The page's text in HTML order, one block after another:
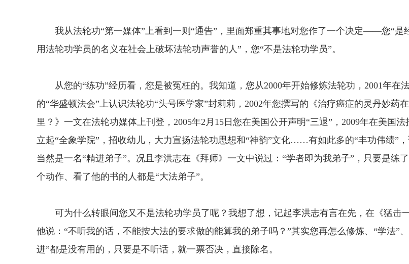
我从法轮功“第一媒体”上看到一则“通告”，里面郑重其事地对您作了一个决定——您“是
用法轮功学员的名义在社会上破坏法轮功声誉的人”，您“不是法轮功学员”。
从您的“练功”经历看，您是被冤枉的。我知道，您从2000年开始修炼法轮功，2001年在
的“华盛顿法会”上认识法轮功“头号医学家”封莉莉，2002年您撰写的《治疗癌症的灵丹妙药
里？》一文在法轮功媒体上刊登，2005年2月15日您在美国公开声明“三退”，2009年在美国法
立起“全象学院”，招收幼儿，大力宣扬法轮功思想和“神韵”文化……有如此多的“丰功伟绩”
当然是一名“精进弟子”。况且李洪志在《拜师》一文中说过：“学者即为我弟子”，只要是练
个动作、看了他的书的人都是“大法弟子”。
可为什么转眼间您又不是法轮功学员了呢？我想了想，记起李洪志有言在先，在《猛击
他说：“不听我的话，不能按大法的要求做的能算我的弟子吗？”其实您再怎么修炼、“学法”
进”都是没有用的，只要是不听话，就一票否决，直接除名。